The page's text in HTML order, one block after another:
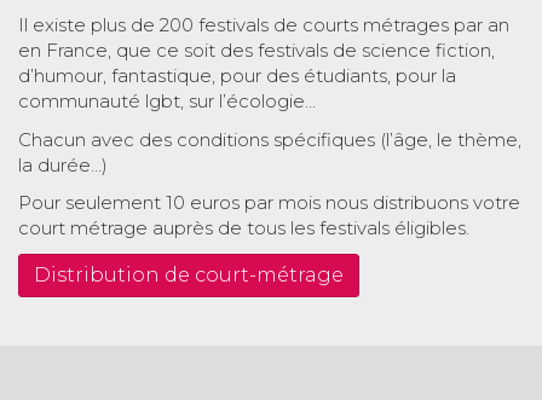
Il existe plus de 200 festivals de courts métrages par an
en France, que ce soit des festivals de science fiction,
d’humour, fantastique, pour des étudiants, pour la
communauté lgbt, sur l’écologie…
Chacun avec des conditions spécifiques (l’âge, le thème,
la durée…)
Pour seulement 10 euros par mois nous distribuons votre
court métrage auprès de tous les festivals éligibles.
Distribution de court-métrage